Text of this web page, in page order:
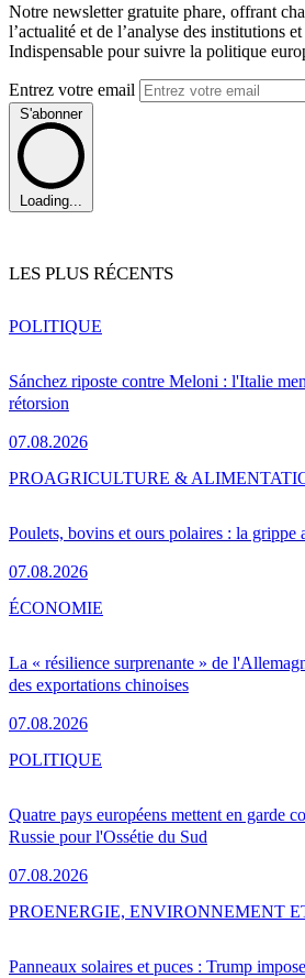
Notre newsletter gratuite phare, offrant
l’actualité et de l’analyse des institutions
Indispensable pour suivre la politique
Entrez votre email
S'abonner
Loading...
LES PLUS RÉCENTS
Sánchez riposte contre Meloni : l'Italie
rétorsion
07.08.2026
POLITIQUE
Poulets, bovins et ours polaires : la grippe
07.08.2026
PROAGRICULTURE &
La « résilience surprenante » de
des exportations chinoises
07.08.2026
ÉCONOMIE
Quatre pays européens mettent en garde
Russie pour l'Ossétie du Sud
07.08.2026
POLITIQUE
Panneaux solaires et puces : Trump
PROENERGIE, ENVIRONNEMENT